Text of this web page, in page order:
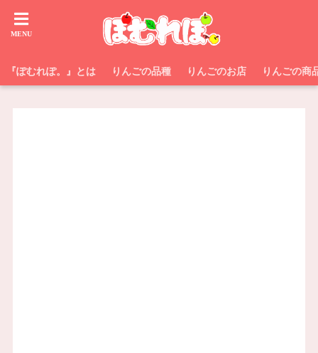
『ぽむれぽ。』とは りんごの品種 りんごのお店 りんごの商